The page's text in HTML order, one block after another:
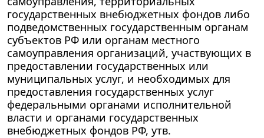
государственных внебюджетных фондов либо
подведомственных государственным органам
субъектов РФ или органам местного
самоуправления организаций, участвующих в
предоставлении государственных или
муниципальных услуг, и необходимых для
предоставления государственных услуг
федеральными органами исполнительной
власти и органами государственных
внебюджетных фондов РФ, утв.